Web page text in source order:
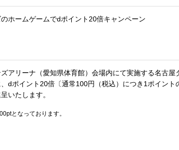
ホームゲームでdポイント20倍キャンペーン
アリーナ（愛知県体育館）会場内にて実施する名古
dポイント20倍〔通常100円（税込）につき1ポイン
いたします。
となっております。